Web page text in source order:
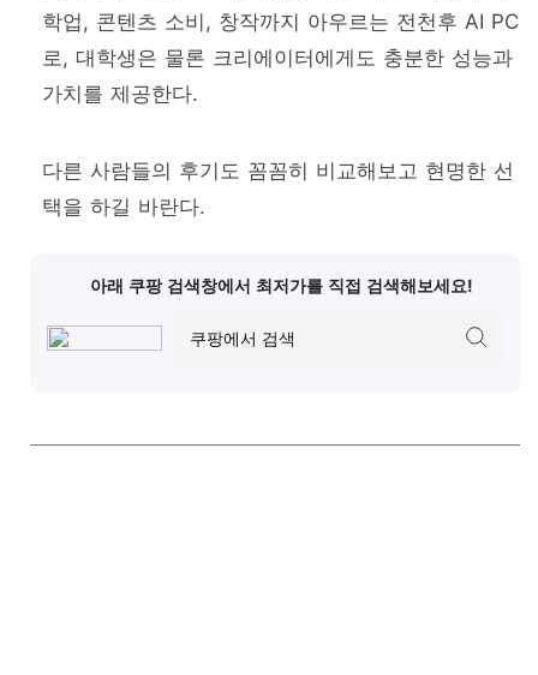
학업, 콘텐츠 소비, 창작까지 아우르는 전천후 AI PC
로, 대학생은 물론 크리에이터에게도 충분한 성능과
가치를 제공한다.
다른 사람들의 후기도 꼼꼼히 비교해보고 현명한 선
택을 하길 바란다.
아래 쿠팡 검색창에서 최저가를 직접 검색해보세요!